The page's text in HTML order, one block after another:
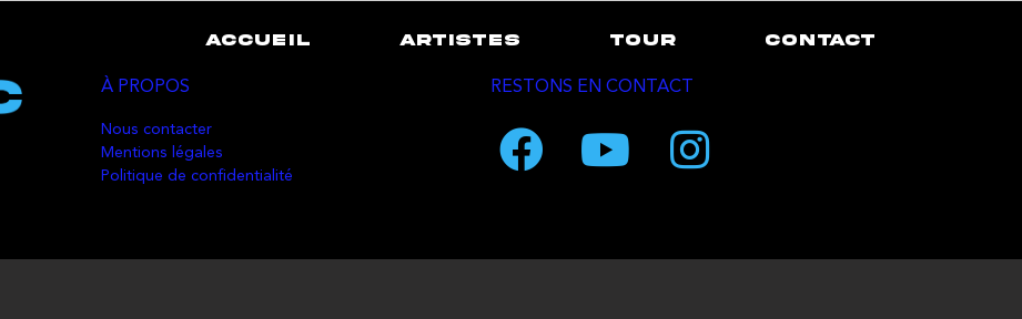
ACCUEIL ARTISTES TOUR CONTACT
À PROPOS
Nous contacter
Mentions légales
Politique de confidentialité
RESTONS EN CONTACT